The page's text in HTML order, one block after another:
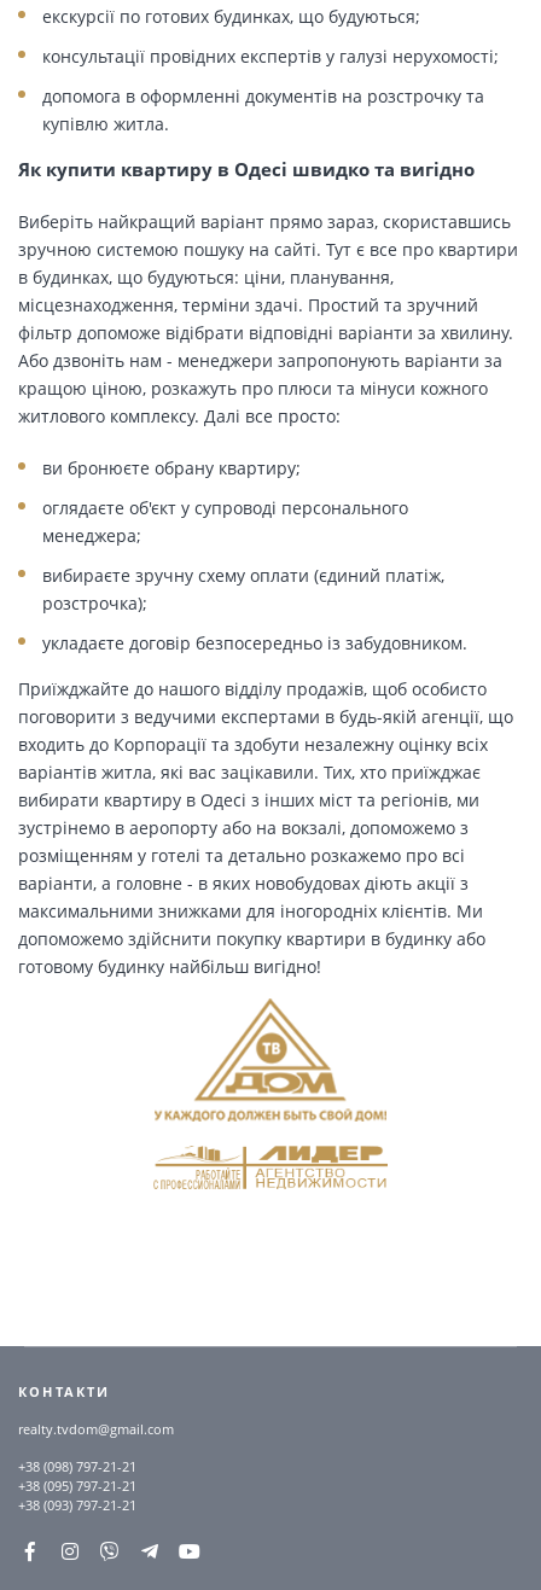
екскурсії по готових будинках, що будуються;
консультації провідних експертів у галузі нерухомості;
допомога в оформленні документів на розстрочку та
купівлю житла.
Як купити квартиру в Одесі швидко та вигідно
Виберіть найкращий варіант прямо зараз, скориставшись
зручною системою пошуку на сайті. Тут є все про квартири
в будинках, що будуються: ціни, планування,
місцезнаходження, терміни здачі. Простий та зручний
фільтр допоможе відібрати відповідні варіанти за хвилину.
Або дзвоніть нам - менеджери запропонують варіанти за
кращою ціною, розкажуть про плюси та мінуси кожного
житлового комплексу. Далі все просто:
ви бронюєте обрану квартиру;
оглядаєте об'єкт у супроводі персонального
менеджера;
вибираєте зручну схему оплати (єдиний платіж,
розстрочка);
укладаєте договір безпосередньо із забудовником.
Приїжджайте до нашого відділу продажів, щоб особисто
поговорити з ведучими експертами в будь-якій агенції, що
входить до Корпорації та здобути незалежну оцінку всіх
варіантів житла, які вас зацікавили. Тих, хто приїжджає
вибирати квартиру в Одесі з інших міст та регіонів, ми
зустрінемо в аеропорту або на вокзалі, допоможемо з
розміщенням у готелі та детально розкажемо про всі
варіанти, а головне - в яких новобудовах діють акції з
максимальними знижками для іногородніх клієнтів. Ми
допоможемо здійснити покупку квартири в будинку або
готовому будинку найбільш вигідно!
КОНТАКТИ
realty.tvdom@gmail.com
+38 (098) 797-21-21
+38 (095) 797-21-21
+38 (093) 797-21-21